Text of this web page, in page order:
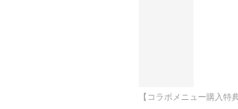
【コラボメニュー購入特